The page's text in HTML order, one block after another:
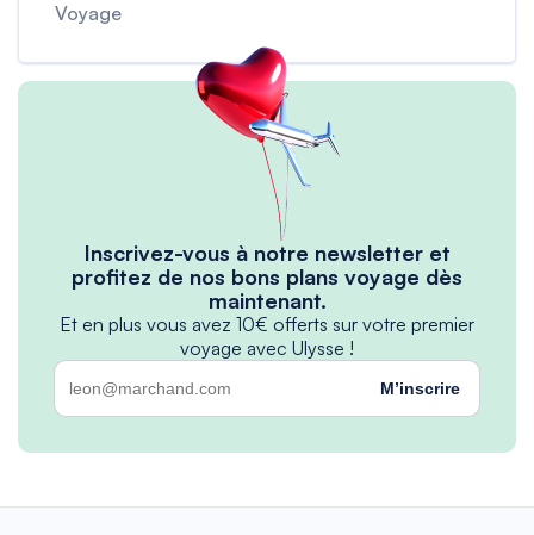
Voyage
Inscrivez-vous à notre newsletter et
profitez de nos bons plans voyage dès
maintenant.
Et en plus vous avez 10€ offerts sur votre premier
voyage avec Ulysse !
M’inscrire